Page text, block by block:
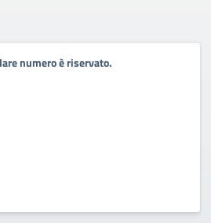
numero è riservato.